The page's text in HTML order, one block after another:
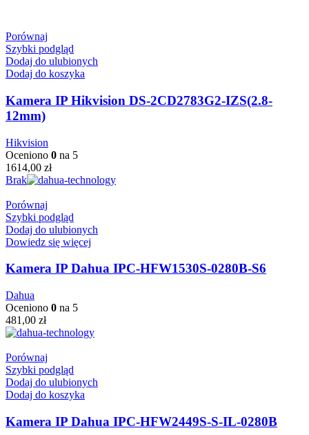
Porównaj
Szybki podgląd
Dodaj do ulubionych
Dodaj do koszyka
Kamera IP Hikvision DS-2CD2783G2-IZS(2.8-
12mm)
Hikvision
Oceniono 0 na 5
1614,00 zł
Brak
Porównaj
Szybki podgląd
Dodaj do ulubionych
Dowiedz się więcej
Kamera IP Dahua IPC-HFW1530S-0280B-S6
Dahua
Oceniono 0 na 5
481,00 zł
Porównaj
Szybki podgląd
Dodaj do ulubionych
Dodaj do koszyka
Kamera IP Dahua IPC-HFW2449S-S-IL-0280B